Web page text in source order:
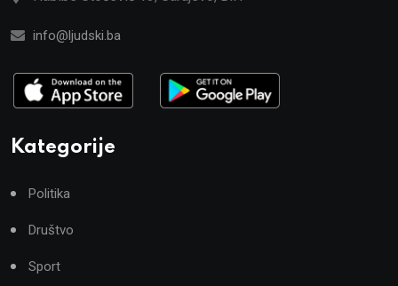
info@ljudski.ba
Kategorije
Politika
Društvo
Sport